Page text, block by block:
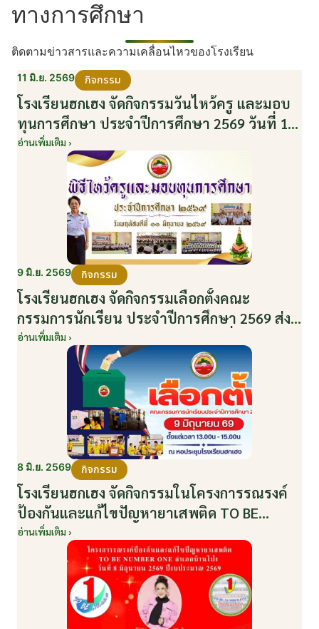
ทางการศึกษา
ติดตามข่าวสารและความเคลื่อนไหวของโรงเรียน
11 มิ.ย. 2569 กิจกรรม
โรงเรียนฮกเฮง จัดกิจกรรมวันไหว้ครู และมอบ
ทุนการศึกษา ประจำปีการศึกษา 2569 วันที่ 11
มิถุนายน 2569
อ่านเพิ่มเติม ›
9 มิ.ย. 2569 กิจกรรม
โรงเรียนฮกเฮง จัดกิจกรรมเลือกตั้งคณะ
กรรมการนักเรียน ประจำปีการศึกษา 2569 ส่ง
เสริมประชาธิปไตยในโรงเรียน วันที่ 9 มิถุนายน
อ่านเพิ่มเติม ›
8 มิ.ย. 2569 กิจกรรม
โรงเรียนฮกเฮง จัดกิจกรรมในโครงการรณรงค์
ป้องกันและแก้ไขปัญหายาเสพติด TO BE
NUMBER ONE อำเภอบ้านโป่ง ปีงบประมาณ
2569 ให้กับนักเรียนแกนนำ ในวันที่ 8 มิถุนายน
อ่านเพิ่มเติม ›